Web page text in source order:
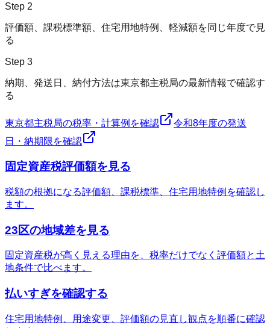
Step 2
評価額、課税標準額、住宅用地特例、軽減額を同じ年度で見
る
Step 3
納期、発送日、納付方法は東京都主税局の最新情報で確認す
る
東京都主税局の税率・計算例を確認
令和8年度の発送
日・納期限を確認
固定資産税評価額を見る
税額の根拠になる評価額、課税標準、住宅用地特例を確認し
ます。
23区の地域差を見る
固定資産税が高く見える理由を、税率だけでなく評価額と土
地条件で比べます。
払いすぎを確認する
住宅用地特例、用途変更、評価額の見直し観点を順番に確認